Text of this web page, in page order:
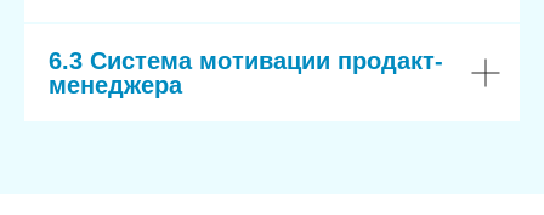
6.3 Система мотивации продакт-
менеджера